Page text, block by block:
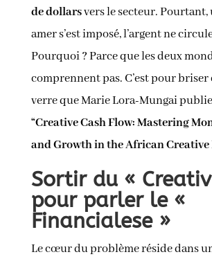
de dollarsvers le secteur. Pourtant,
amer s’est imposé, l’argent ne
Pourquoi ? Parce que les deux
comprennent pas. C’est pour briser
verre que Marie Lora-Mungai
“Creative Cash Flow: Mastering
and Growth in the African Creative
Sortir du «
pour parler le «
Financialese »
Le cœur du problème réside dans